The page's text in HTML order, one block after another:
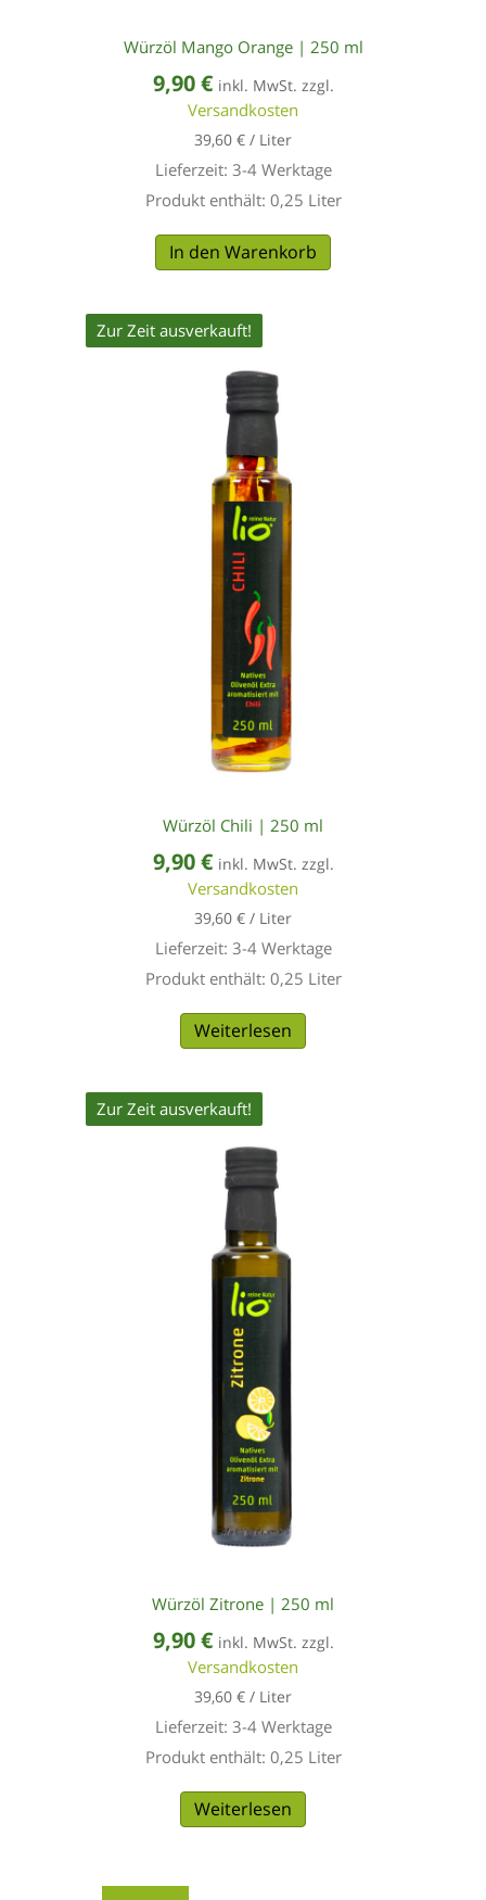
Würzöl Mango Orange | 250 ml
9,90€ inkl. MwSt. zzgl.
Versandkosten
39,60 € / Liter
Lieferzeit: 3-4 Werktage
Produkt enthält: 0,25 Liter
In den Warenkorb
Zur Zeit ausverkauft!
Würzöl Chili | 250 ml
9,90€ inkl. MwSt. zzgl.
Versandkosten
39,60 € / Liter
Lieferzeit: 3-4 Werktage
Produkt enthält: 0,25 Liter
Weiterlesen
Zur Zeit ausverkauft!
Würzöl Zitrone | 250 ml
9,90€ inkl. MwSt. zzgl.
Versandkosten
39,60 € / Liter
Lieferzeit: 3-4 Werktage
Produkt enthält: 0,25 Liter
Weiterlesen